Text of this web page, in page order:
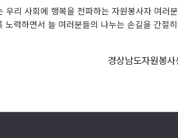
우리 사회에 행복을 전파하는 자원봉사자 여러
노력하면서 늘 여러분들의 나누는 손길을 간절
경상남도자원봉